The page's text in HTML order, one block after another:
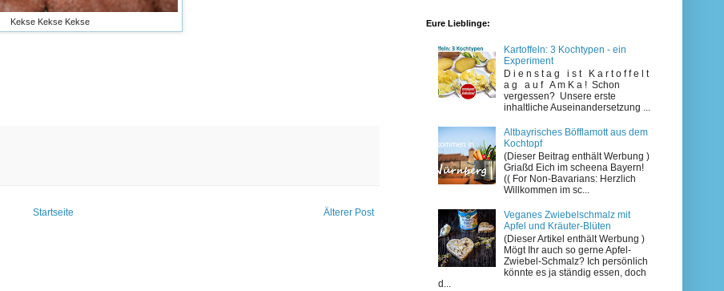
Kekse Kekse Kekse
Älterer Post
Startseite
Eure Lieblinge:
Kartoffeln: 3 Kochtypen - ein
Experiment
D i e n s t a g i s t K a r t o f f e l t
a g a u f A m K a ! Schon
vergessen? Unsere erste
inhaltliche Auseinandersetzung ...
Altbayrisches Böfflamott aus dem
Kochtopf
(Dieser Beitrag enthält Werbung )
Griaßd Eich im scheena Bayern!
(( For Non-Bavarians: Herzlich
Willkommen im sc...
Veganes Zwiebelschmalz mit
Apfel und Kräuter-Blüten
(Dieser Artikel enthält Werbung )
Mögt Ihr auch so gerne Apfel-
Zwiebel-Schmalz? Ich persönlich
könnte es ja ständig essen, doch
d...